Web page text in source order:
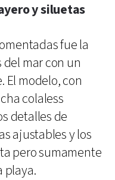
y siluetas
fue la
mar con un
El modelo, con
colaless
detalles de
ajustables y los
pero sumamente
playa.